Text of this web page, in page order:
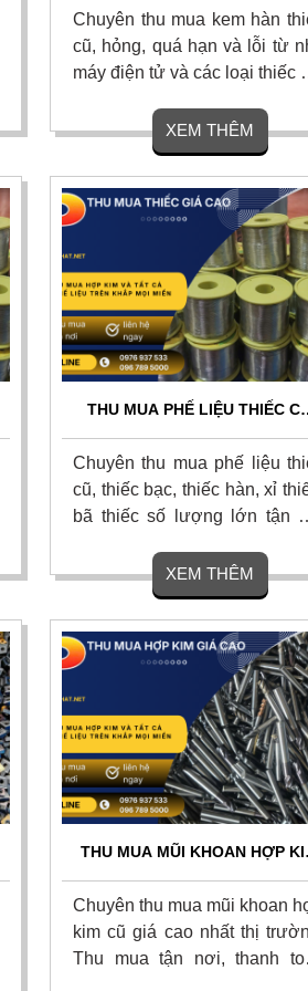
ĐỊNH GIÁ CHÍNH XÁC
Chuyên thu mua kem hàn
cũ, hỏng, quá hạn và lỗi từ
máy điện tử và các loại thiếc giá
tận nơi 24/7, định giá minh
theo hàm lượng thiếc,
toán nhanh gọn dứt điểm.
hệ ngay.
XEM THÊM
THU MUA PHẾ LIỆU THIẾC CŨ
GIÁ NGAY, THANH TOÁN
MẶT
Chuyên thu mua phế liệu
cũ, thiếc bạc, thiếc hàn, xỉ
bã thiếc số lượng lớn tận
gom nhanh, vận chuyển
phí, thanh toán liền tay và
hoa hồng cao cho người
thiệu. Liên hệ ngay để nhận
XEM THÊM
THU MUA MŨI KHOAN HỢP
NƠI 24/7
Chuyên thu mua mũi khoan
kim cũ giá cao nhất thị
Thu mua tận nơi, thanh